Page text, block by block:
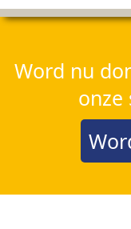
Word nu
onze